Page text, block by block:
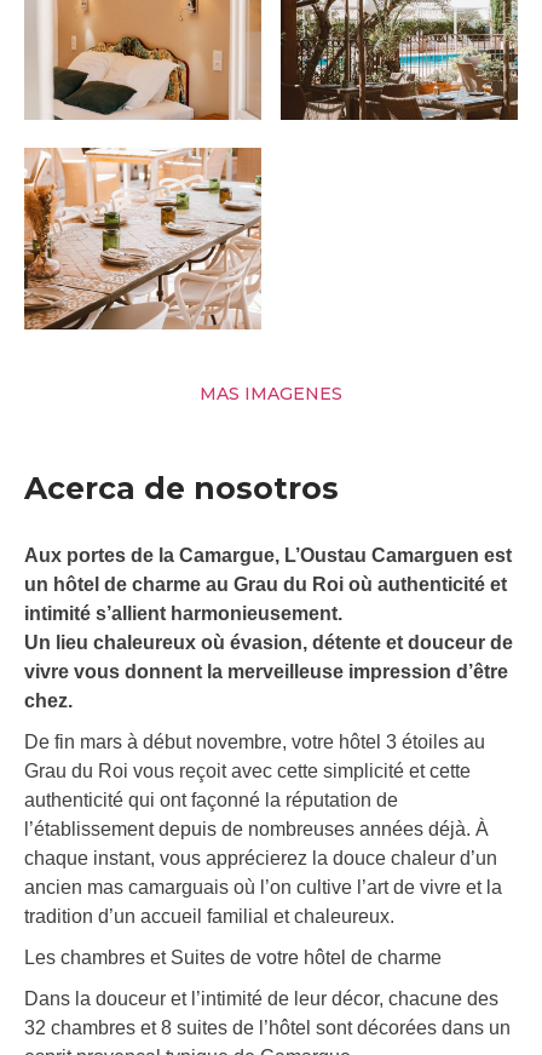
MAS IMAGENES
Acerca de nosotros
Aux portes de la Camargue, L’Oustau Camarguen est
un hôtel de charme au Grau du Roi où authenticité et
intimité s’allient harmonieusement.
Un lieu chaleureux où évasion, détente et douceur de
vivre vous donnent la merveilleuse impression d’être
chez.
De fin mars à début novembre, votre hôtel 3 étoiles au
Grau du Roi vous reçoit avec cette simplicité et cette
authenticité qui ont façonné la réputation de
l’établissement depuis de nombreuses années déjà. À
chaque instant, vous apprécierez la douce chaleur d’un
ancien mas camarguais où l’on cultive l’art de vivre et la
tradition d’un accueil familial et chaleureux.
Les chambres et Suites de votre hôtel de charme
Dans la douceur et l’intimité de leur décor, chacune des
32 chambres et 8 suites de l’hôtel sont décorées dans un